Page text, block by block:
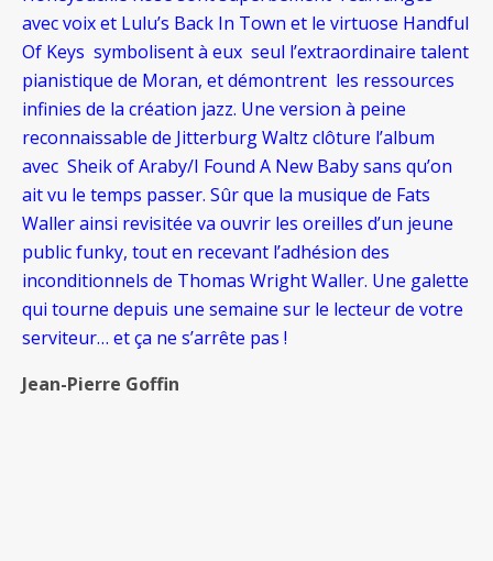
avec voix et Lulu’s Back In Town et le virtuose Handful
Of Keys symbolisent à eux seul l’extraordinaire talent
pianistique de Moran, et démontrent les ressources
infinies de la création jazz. Une version à peine
reconnaissable de Jitterburg Waltz clôture l’album
avec Sheik of Araby/I Found A New Baby sans qu’on
ait vu le temps passer. Sûr que la musique de Fats
Waller ainsi revisitée va ouvrir les oreilles d’un jeune
public funky, tout en recevant l’adhésion des
inconditionnels de Thomas Wright Waller. Une galette
qui tourne depuis une semaine sur le lecteur de votre
serviteur… et ça ne s’arrête pas !
Jean-Pierre Goffin